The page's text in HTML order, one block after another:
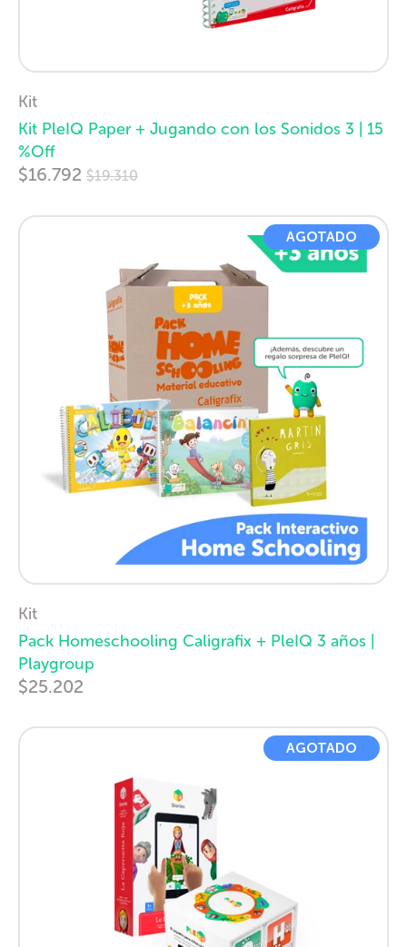
Kit
Kit PleIQ Paper + Jugando con los Sonidos 3 | 15
%Off
$16.792 Precio
habitual
$19.310
Kit
Pack Homeschooling Caligrafix + PleIQ 3 años |
Playgroup
$25.202
AGOTADO
AGOTADO